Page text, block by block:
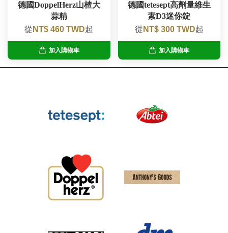
德國DoppelHerz山楂大
蒜精
從 NT$ 460 TWD起
加入購物車
德國tetesept高劑量維生
素D3迷你錠
從 NT$ 300 TWD起
加入購物車